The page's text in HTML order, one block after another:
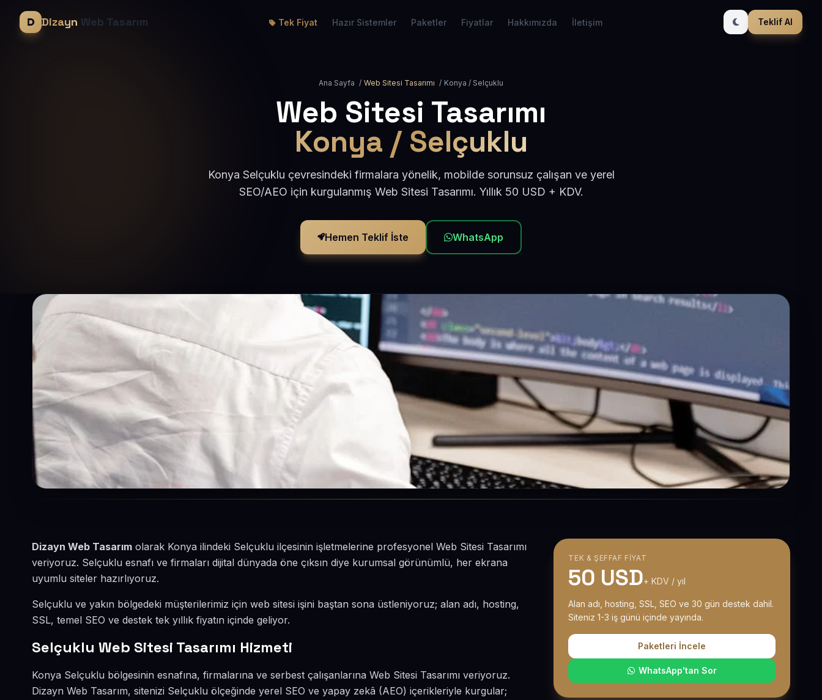
Dizayn Web Tasarım Tek Fiyat Hazır Sistemler Paketler Fiyatlar Hakkımızda İletişim Teklif Al
Ana Sayfa / Web Sitesi Tasarımı / Konya / Selçuklu
Web Sitesi Tasarımı
Konya / Selçuklu
Konya Selçuklu çevresindeki firmalara yönelik, mobilde sorunsuz çalışan ve yerel
SEO/AEO için kurgulanmış Web Sitesi Tasarımı. Yıllık 50 USD + KDV.
Hemen Teklif İste WhatsApp
Dizayn Web Tasarım olarak Konya ilindeki Selçuklu ilçesinin işletmelerine profesyonel Web Sitesi Tasarımı
veriyoruz. Selçuklu esnafı ve firmaları dijital dünyada öne çıksın diye kurumsal görünümlü, her ekrana
uyumlu siteler hazırlıyoruz.
Selçuklu ve yakın bölgedeki müşterilerimiz için web sitesi işini baştan sona üstleniyoruz; alan adı, hosting,
SSL, temel SEO ve destek tek yıllık fiyatın içinde geliyor.
Selçuklu Web Sitesi Tasarımı Hizmeti
Konya Selçuklu bölgesinin esnafına, firmalarına ve serbest çalışanlarına Web Sitesi Tasarımı veriyoruz.
Dizayn Web Tasarım, sitenizi Selçuklu ölçeğinde yerel SEO ve yapay zekâ (AEO) içerikleriyle kurgular;
TEK & ŞEFFAF FIYAT
50 USD+ KDV / yıl
Alan adı, hosting, SSL, SEO ve 30 gün destek dahil.
Siteniz 1-3 iş günü içinde yayında.
Paketleri İncele
WhatsApp'tan Sor